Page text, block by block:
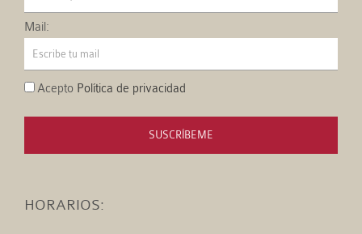
Mail:
Acepto Política de privacidad
SUSCRÍBEME
HORARIOS: